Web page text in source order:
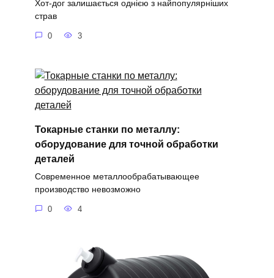
Хот-дог залишається однією з найпопулярніших
страв
0 3
Токарные станки по металлу:
оборудование для точной обработки
деталей
Современное металлообрабатывающее
производство невозможно
0 4